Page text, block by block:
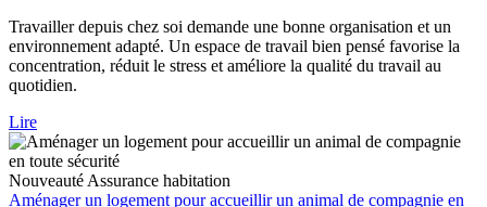
Travailler depuis chez soi demande une bonne organisation et un
environnement adapté. Un espace de travail bien pensé favorise la
concentration, réduit le stress et améliore la qualité du travail au
quotidien.
Lire
Nouveauté Assurance habitation
Aménager un logement pour accueillir un animal de compagnie en